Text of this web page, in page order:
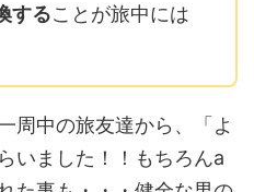
することが旅中には
周中の旅友達から、「よ
いました！！もちろんa